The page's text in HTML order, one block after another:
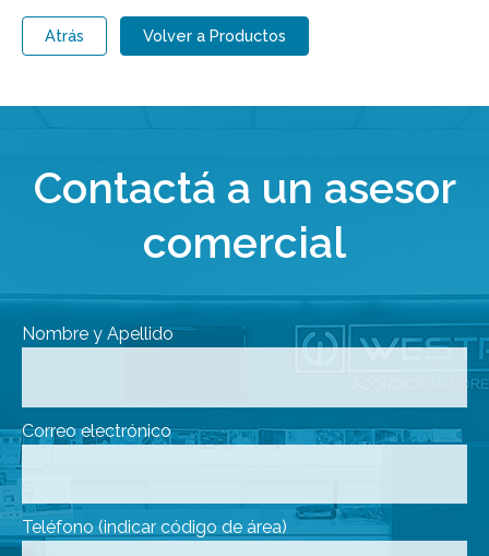
Atrás Volver a Productos
Contactá a un asesor
comercial
Nombre y Apellido
Correo electrónico
Teléfono (indicar código de área)